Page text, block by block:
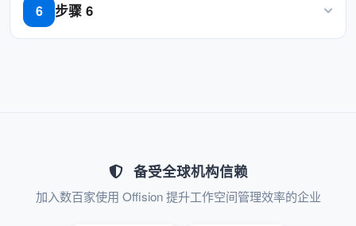
将资源和服务预订集中在一个系统中。
务提供商及时响应，并且可能涉及新用户的轻微
学习曲线，但简化预订、改进协调和增强用户体
6 步骤 6
备受全球机构信赖
加入数百家使用 Offision 提升工作空间管理效率的企业